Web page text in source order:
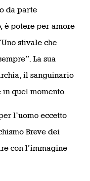
da parte
è potere per amore
stivale che
La sua
il sanguinario
quel momento.
l’uomo eccetto
Breve dei
con l’immagine